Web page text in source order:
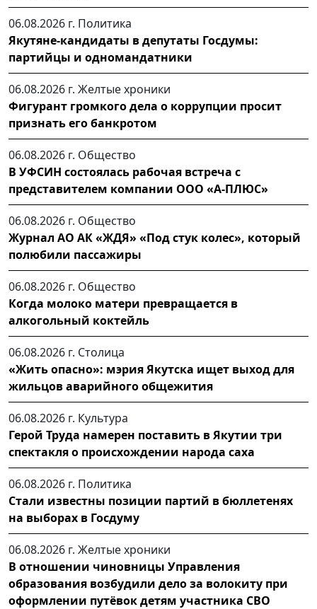
06.08.2026 г. Политика
Якутяне-кандидаты в депутаты Госдумы:
партийцы и одномандатники
06.08.2026 г. Желтые хроники
Фигурант громкого дела о коррупции просит
признать его банкротом
06.08.2026 г. Общество
В УФСИН состоялась рабочая встреча с
представителем компании ООО «А-ПЛЮС»
06.08.2026 г. Общество
Журнал АО АК «ЖДЯ» «Под стук колес», который
полюбили пассажиры
06.08.2026 г. Общество
Когда молоко матери превращается в
алкогольный коктейль
06.08.2026 г. Столица
«Жить опасно»: мэрия Якутска ищет выход для
жильцов аварийного общежития
06.08.2026 г. Культура
Герой Труда намерен поставить в Якутии три
спектакля о происхождении народа саха
06.08.2026 г. Политика
Стали известны позиции партий в бюллетенях
на выборах в Госдуму
06.08.2026 г. Желтые хроники
В отношении чиновницы Управления
образования возбудили дело за волокиту при
оформлении путёвок детям участника СВО